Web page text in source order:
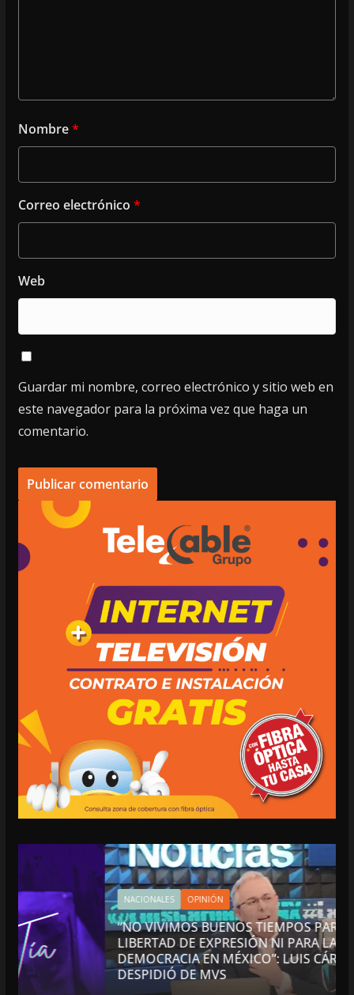
Nombre*
Correo electrónico *
Web
Guardar mi nombre, correo electrónico y sitio web en
este navegador para la próxima vez que haga un
comentario.
NACIONALES OPINIÓN
“NO VIVIMOS BUENOS TIEMPOS PARA LA
LIBERTAD DE EXPRESIÓN NI PARA LA
DEMOCRACIA EN MÉXICO”: LUIS CÁRDENAS; SE
DESPIDIÓ DE MVS